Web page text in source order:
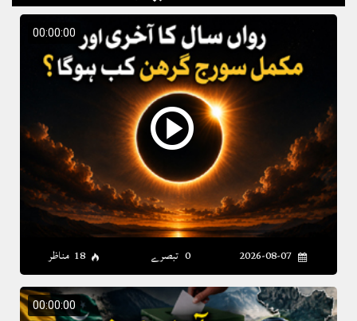
00:00:00
2026-08-07 0 تبصرے 18 مناظر
00:00:00